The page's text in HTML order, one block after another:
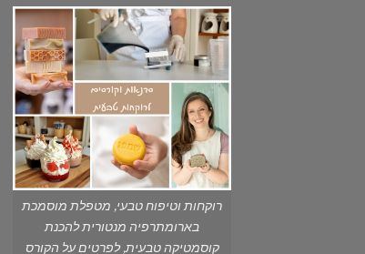
רוקחות וטיפוח טבעי, מטפלת מוסמכת
בארומתרפיה מנטורית להכנת
קוסמטיקה טבעית, לפרטים על הקורס